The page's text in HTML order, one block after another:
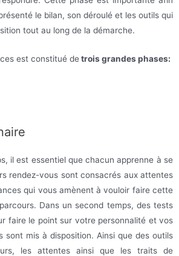
le bilan, son déroulé et les outils qui
tout au long de la démarche.
est constitué detrois grandes phases:
il est essentiel que chacun apprenne à se
rendez-vous sont consacrés aux attentes
qui vous amènent à vouloir faire cette
Dans un second temps, des tests
faire le point sur votre personnalité et vos
sont mis à disposition. Ainsi que des outils
les attentes ainsi que les traits de